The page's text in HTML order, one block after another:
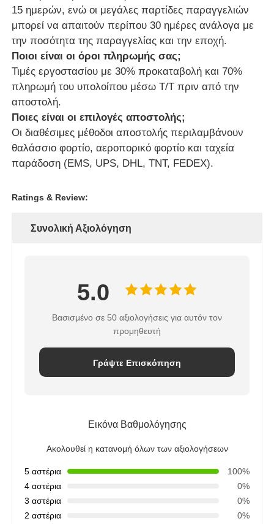
15 ημερών, ενώ οι μεγάλες παρτίδες παραγγελιών
μπορεί να απαιτούν περίπου 30 ημέρες ανάλογα με
την ποσότητα της παραγγελίας και την εποχή.
Ποιοι είναι οι όροι πληρωμής σας;
Τιμές εργοστασίου με 30% προκαταβολή και 70%
πληρωμή του υπολοίπου μέσω Τ/Τ πριν από την
αποστολή.
Ποιες είναι οι επιλογές αποστολής;
Οι διαθέσιμες μέθοδοι αποστολής περιλαμβάνουν
θαλάσσιο φορτίο, αεροπορικό φορτίο και ταχεία
παράδοση (EMS, UPS, DHL, TNT, FEDEX).
Ratings & Review:
Συνολική Αξιολόγηση
5.0
Βασισμένο σε 50 αξιολογήσεις για αυτόν τον
προμηθευτή
Γράψτε Επισκόπηση
Εικόνα Βαθμολόγησης
Ακολουθεί η κατανομή όλων των αξιολογήσεων
5 αστέρια
100%
4 αστέρια
0%
3 αστέρια
0%
2 αστέρια
0%